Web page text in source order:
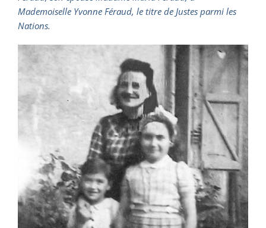
Mademoiselle Yvonne Féraud, le titre de Justes parmi les
Nations.